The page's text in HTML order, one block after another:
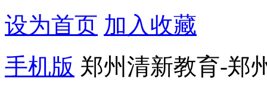
设为首页 加入收藏
手机版 郑州清新教育-郑